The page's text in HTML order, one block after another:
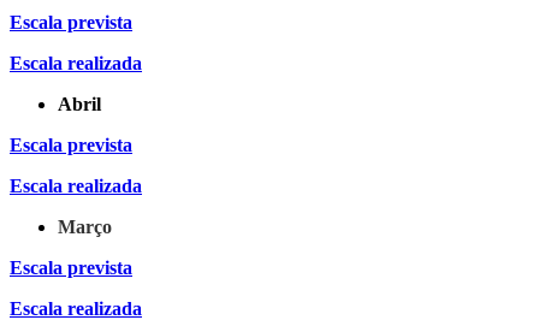
Escala prevista
Escala realizada
Abril
Escala prevista
Escala realizada
Março
Escala prevista
Escala realizada